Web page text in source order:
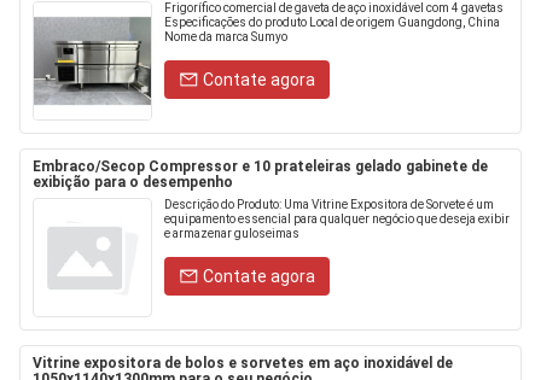
Frigorífico comercial de gaveta de aço inoxidável com 4 gavetas
Especificações do produto Local de origem Guangdong, China
Nome da marca Sumyo
Contate agora
Embraco/Secop Compressor e 10 prateleiras gelado gabinete de
exibição para o desempenho
Descrição do Produto: Uma Vitrine Expositora de Sorvete é um
equipamento essencial para qualquer negócio que deseja exibir
e armazenar guloseimas
Contate agora
Vitrine expositora de bolos e sorvetes em aço inoxidável de